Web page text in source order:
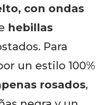
con ondas
hebillas
Para
un estilo 100%
rosados,